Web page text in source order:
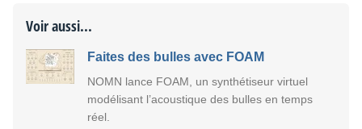
Voir aussi...
Faites des bulles avec FOAM
NOMN lance FOAM, un synthétiseur virtuel
modélisant l’acoustique des bulles en temps
réel.